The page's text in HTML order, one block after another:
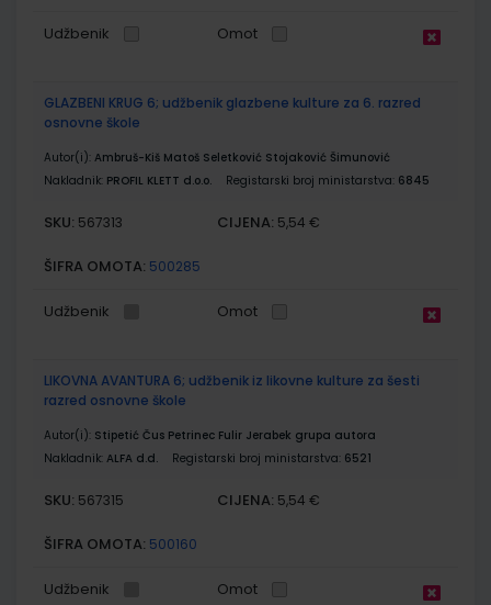
Udžbenik Omot
GLAZBENI KRUG 6; udžbenik glazbene kulture za 6. razred
osnovne škole
Autor(i): Ambruš-Kiš Matoš Seletković Stojaković Šimunović
Nakladnik: PROFIL KLETT d.o.o. Registarski broj ministarstva: 6845
SKU: 567313 CIJENA: 5,54 €
ŠIFRA OMOTA: 500285
Udžbenik Omot
LIKOVNA AVANTURA 6; udžbenik iz likovne kulture za šesti
razred osnovne škole
Autor(i): Stipetić Čus Petrinec Fulir Jerabek grupa autora
Nakladnik: ALFA d.d. Registarski broj ministarstva: 6521
SKU: 567315 CIJENA: 5,54 €
ŠIFRA OMOTA: 500160
Udžbenik Omot